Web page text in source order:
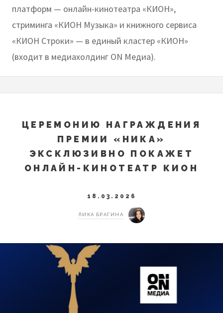
платформ — онлайн-кинотеатра «КИОН»,
стриминга «КИОН Музыка» и книжного сервиса
«КИОН Строки» — в единый кластер «КИОН»
(входит в медиахолдинг ON Медиа).
ЦЕРЕМОНИЮ НАГРАЖДЕНИЯ
ПРЕМИИ «НИКА»
ЭКСКЛЮЗИВНО ПОКАЖЕТ
ОНЛАЙН-КИНОТЕАТР КИОН
18.03.2026
ЛИКА БРАГИНА